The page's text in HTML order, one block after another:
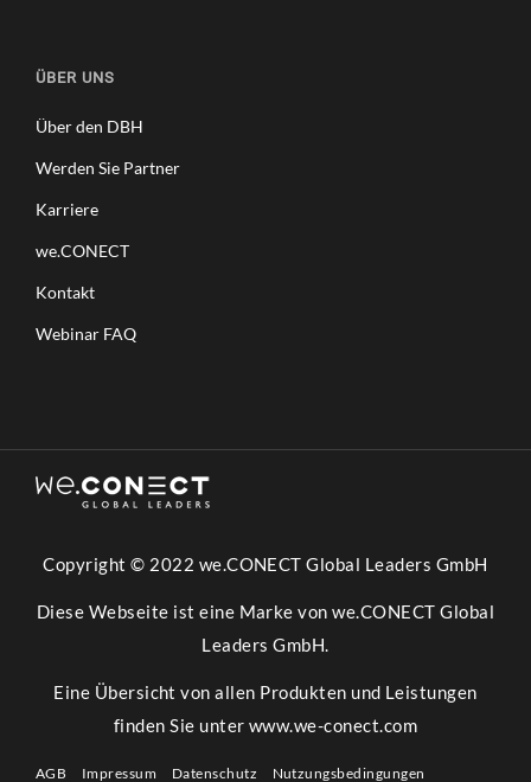
ÜBER UNS
Über den DBH
Werden Sie Partner
Karriere
we.CONECT
Kontakt
Webinar FAQ
Copyright © 2022 we.CONECT Global Leaders GmbH
Diese Webseite ist eine Marke von we.CONECT Global
Leaders GmbH.
Eine Übersicht von allen Produkten und Leistungen
finden Sie unter www.we-conect.com
AGB Impressum Datenschutz Nutzungsbedingungen